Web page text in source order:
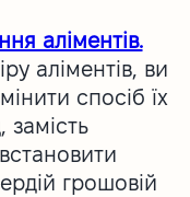
аліментів.
аліментів, ви
спосіб їх
замість
грошовій